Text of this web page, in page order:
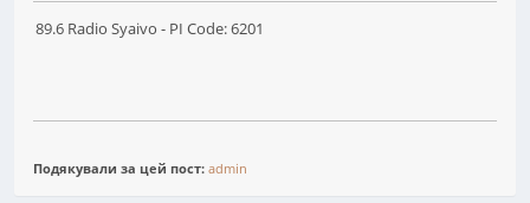
89.6 Radio Syaivo - PI Code: 6201
Подякували за цей пост: admin